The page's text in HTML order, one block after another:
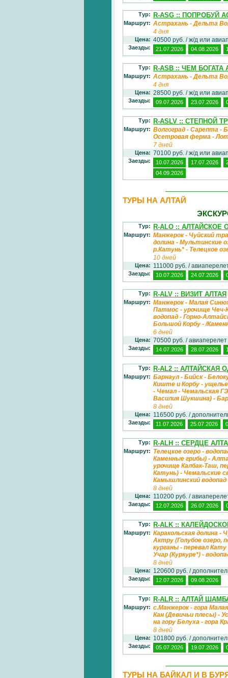
Тур: R-ASG :: ПОПРОБУЙ
Маршрут: Астрахань - Дельта
4 дня
Цена: 40500 руб. / ж/д или
Заезды: 21.07.2026 04.08.2026
Тур: R-ASB :: ЧЕМ БОГАТА
Маршрут: Астрахань - Дельта
4 дня
Цена: 28500 руб. / ж/д или
Заезды: 09.07.2026 23.07.2026
Тур: R-ASLV :: СТЕПНОЙ
Маршрут: Волгоград - Сарепта -
Осетровая ферма -
7 дней
Цена: 70100 руб. / ж/д или
Заезды: 10.07.2026 17.07.2026
04.09.2026
ТУРЫ НА АЛТАЙ
Тур: R-ALO :: АЛТАЙСКОЕ
Маршрут: Манжерок - Чуйский
долина - Мультинские
р.Катунь* - Телецкое
10 дней
Цена: 111000 руб. /
Заезды: 10.07.2026 24.07.2026
Тур: R-ALV :: ВИЗИТ АЛТАЯ
Маршрут: Манжерок - Малая
Патмос - урочище Чеч-
водопад - Горно-
Большой Корбу - /
6 дней
Цена: 70500 руб. /
Заезды: 14.07.2026 28.07.2026
Тур: R-AL2 :: АЛТАЙСКАЯ
Маршрут: Барнаул - Бийск -
Киште и Корбу -
- Чемал - Чемальская
Василия Шукшина) -
8 дней
Цена: 116500 руб. /
Заезды: 11.07.2026 25.07.2026
Тур: R-ALH :: СЕРДЦЕ
Маршрут: Телецкое озеро -
Каменные грибы) -
урочище Калбак-Таш,
Катунь) - Чемальские
Камышлинский водопад
8 дней
Цена: 110200 руб. /
Заезды: 12.07.2026 26.07.2026
Тур: R-ALK ::
Маршрут: Каракольская долина -
Актру (Голубое озеро,
курганы - перевал
Учар (Куркуре*) -
8 дней
Цена: 120600 руб. /
Заезды: 12.07.2026 09.08.2026
Тур: R-ALR :: АЛТАЙ
Маршрут: с.Манжерок - гора
Кан (Девичьи плесы) -
на гору Белуха - гора
8 дней
Цена: 101800 руб. /
Заезды: 05.07.2026 19.07.2026
ТУРЫ НА БАЙКАЛ И В